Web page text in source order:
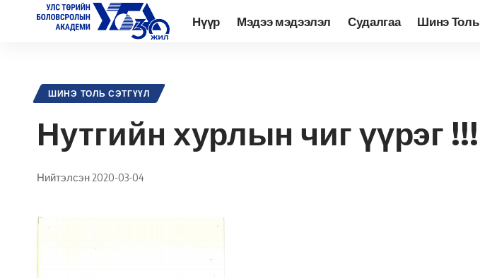
Нүүр Мэдээ мэдээлэл Судалгаа Шинэ Толь
ШИНЭ ТОЛЬ СЭТГҮҮЛ
Нутгийн хурлын чиг үүрэг !!!
Нийтэлсэн 2020-03-04